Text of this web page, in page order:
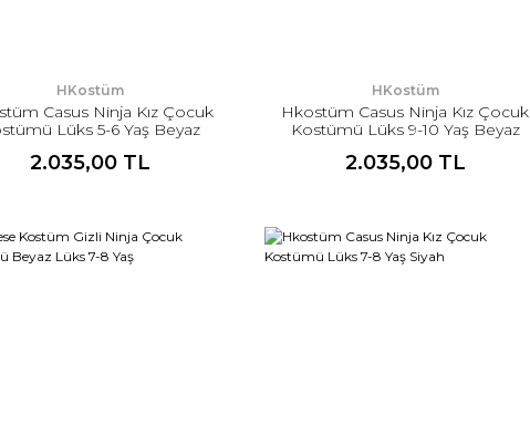
HKostüm
Casus Ninja Kız Çocuk
Lüks 5-6 Yaş Beyaz
2.035,00 TL
HKostüm
Hkostüm Casus Ninja Kız Çocuk
Kostümü Lüks 9-10 Yaş Beyaz
2.035,00 TL